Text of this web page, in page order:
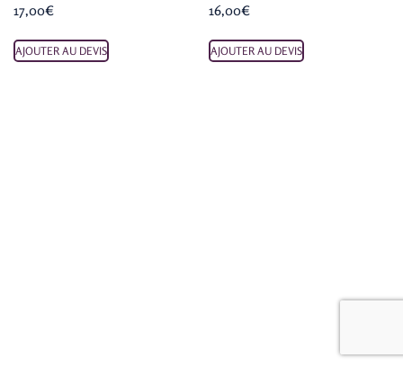
17,00€
AJOUTER AU DEVIS
16,00€
AJOUTER AU DEVIS